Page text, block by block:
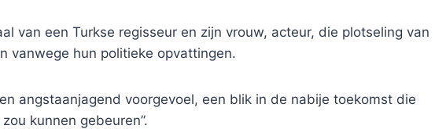
van een Turkse regisseur en zijn vrouw, acteur, die plotseling van
vanwege hun politieke opvattingen.
angstaanjagend voorgevoel, een blik in de nabije toekomst die
kunnen gebeuren”.